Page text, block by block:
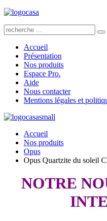
Accueil
Présentation
Nos produits
Espace Pro.
Aide
Nous contacter
Mentions légales et
Accueil
Nos produits
Opus
Opus Quartzite du soleil
NOTRE